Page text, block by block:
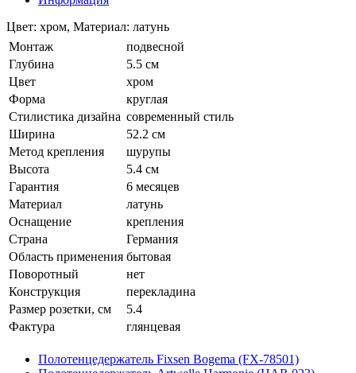
Цвет: хром, Материал: латунь
Монтаж
подвесной
Глубина
5.5 см
Цвет
хром
Форма
круглая
Стилистика дизайна современный стиль
Ширина
52.2 см
Метод крепления
шурупы
Высота
5.4 см
Гарантия
6 месяцев
Материал
латунь
Оснащение
крепления
Страна
Германия
Область применения бытовая
Поворотный
нет
Конструкция
перекладина
Размер розетки, см
5.4
Фактура
глянцевая
Полотенцедержатель Fixsen Bogema (FX-78501)